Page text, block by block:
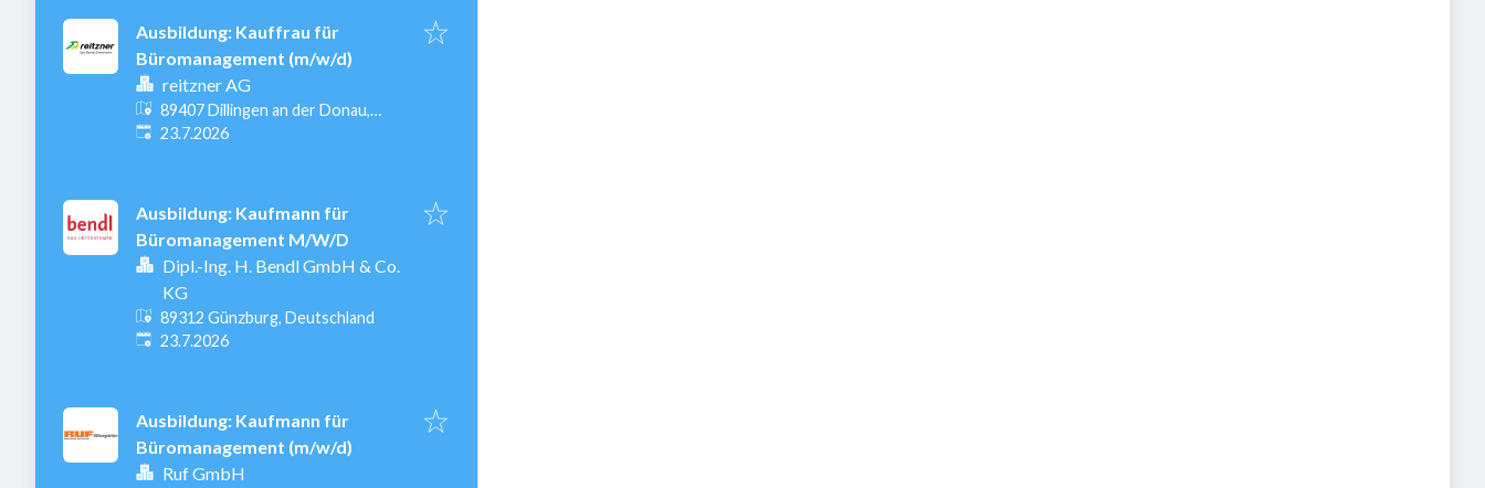
Ausbildung: Kauffrau für
Büromanagement (m/w/d)
reitzner AG
89407 Dillingen an der Donau,
Deutschland
Veröffentlicht
23.7.2026
Ausbildung: Kaufmann für
Büromanagement M/W/D
Dipl.-Ing. H. Bendl GmbH & Co.
KG
89312 Günzburg, Deutschland
Veröffentlicht
23.7.2026
Ausbildung: Kaufmann für
Büromanagement (m/w/d)
Ruf GmbH